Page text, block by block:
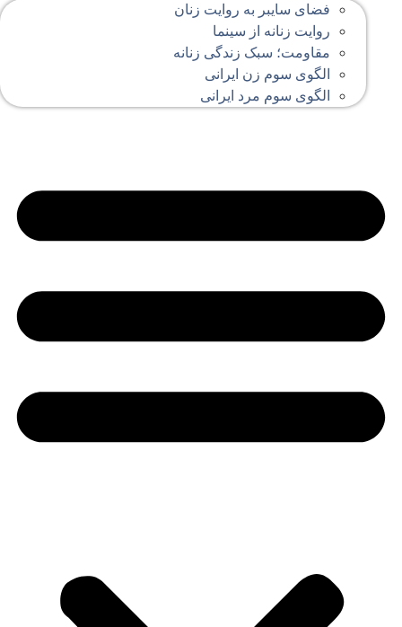
فضای سایبر به روایت زنان
روایت زنانه از سینما
مقاومت؛ سبک زندگی زنانه
الگوی سوم زن ایرانی
الگوی سوم مرد ایرانی